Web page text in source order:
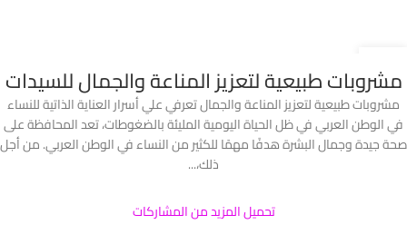
07
يونيو
مشروبات طبيعية لتعزيز المناعة والجمال للسيدات
مشروبات طبيعية لتعزيز المناعة والجمال تعرفي علي أسرار العناية الذاتية للنساء
في الوطن العربي في ظل الحياة اليومية المليئة بالضغوطات، تعد المحافظة على
صحة جيدة وجمال البشرة هدفًا مهمًا للكثير من النساء في الوطن العربي. من أجل
ذلك،...
تحميل المزيد من المشاركات